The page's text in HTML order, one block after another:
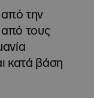
την
από τους
κατά βάση